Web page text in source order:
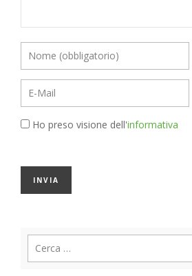
Ho preso visione dell'informativa